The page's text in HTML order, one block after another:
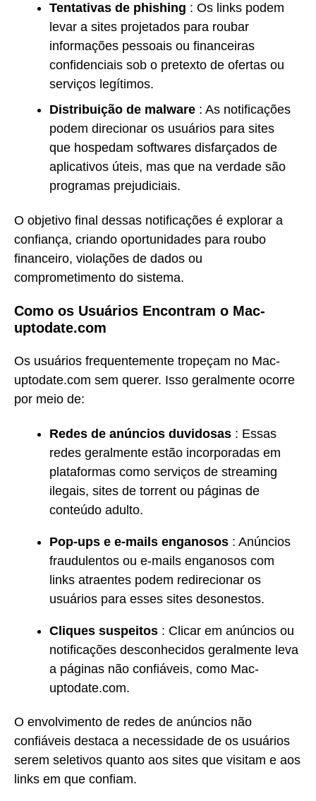
Tentativas de phishing : Os links podem
levar a sites projetados para roubar
informações pessoais ou financeiras
confidenciais sob o pretexto de ofertas ou
serviços legítimos.
Distribuição de malware : As notificações
podem direcionar os usuários para sites
que hospedam softwares disfarçados de
aplicativos úteis, mas que na verdade são
programas prejudiciais.
O objetivo final dessas notificações é explorar a
confiança, criando oportunidades para roubo
financeiro, violações de dados ou
comprometimento do sistema.
Como os Usuários Encontram o Mac-
uptodate.com
Os usuários frequentemente tropeçam no Mac-
uptodate.com sem querer. Isso geralmente ocorre
por meio de:
Redes de anúncios duvidosas : Essas
redes geralmente estão incorporadas em
plataformas como serviços de streaming
ilegais, sites de torrent ou páginas de
conteúdo adulto.
Pop-ups e e-mails enganosos : Anúncios
fraudulentos ou e-mails enganosos com
links atraentes podem redirecionar os
usuários para esses sites desonestos.
Cliques suspeitos : Clicar em anúncios ou
notificações desconhecidos geralmente leva
a páginas não confiáveis, como Mac-
uptodate.com.
O envolvimento de redes de anúncios não
confiáveis destaca a necessidade de os usuários
serem seletivos quanto aos sites que visitam e aos
links em que confiam.